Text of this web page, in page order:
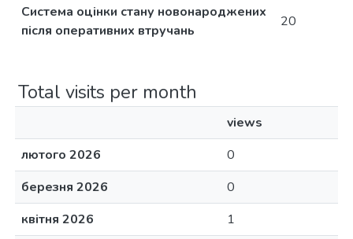
Система оцінки стану новонароджених
після оперативних втручань
20
Total visits per month
views
лютого 2026
0
березня 2026
0
квітня 2026
1